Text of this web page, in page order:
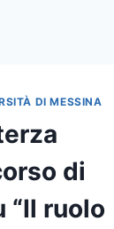
DI MESSINA
di
“Il ruolo